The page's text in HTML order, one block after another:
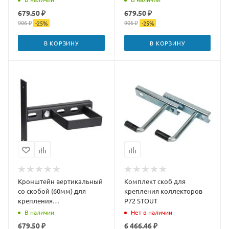
679.50 ₽
906 ₽ -25%
В КОРЗИНУ
679.50 ₽
906 ₽ -25%
В КОРЗИНУ
Кронштейн вертикальный
со скобой (60мм) для
крепления
гидроразделителей (1 шт.)
В наличии
679.50 ₽
Комплект скоб для
крепления коллекторов
P72 STOUT
Нет в наличии
6 466.46 ₽